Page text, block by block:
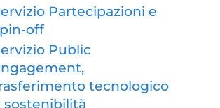
Partecipazioni e
off
Public
tecnologico
sostenibilità